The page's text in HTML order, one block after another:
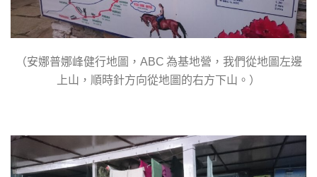
（安娜普娜峰健行地圖， ABC 為基地營，我們從地圖左邊
上山，順時針方向從地圖的右方下山。）